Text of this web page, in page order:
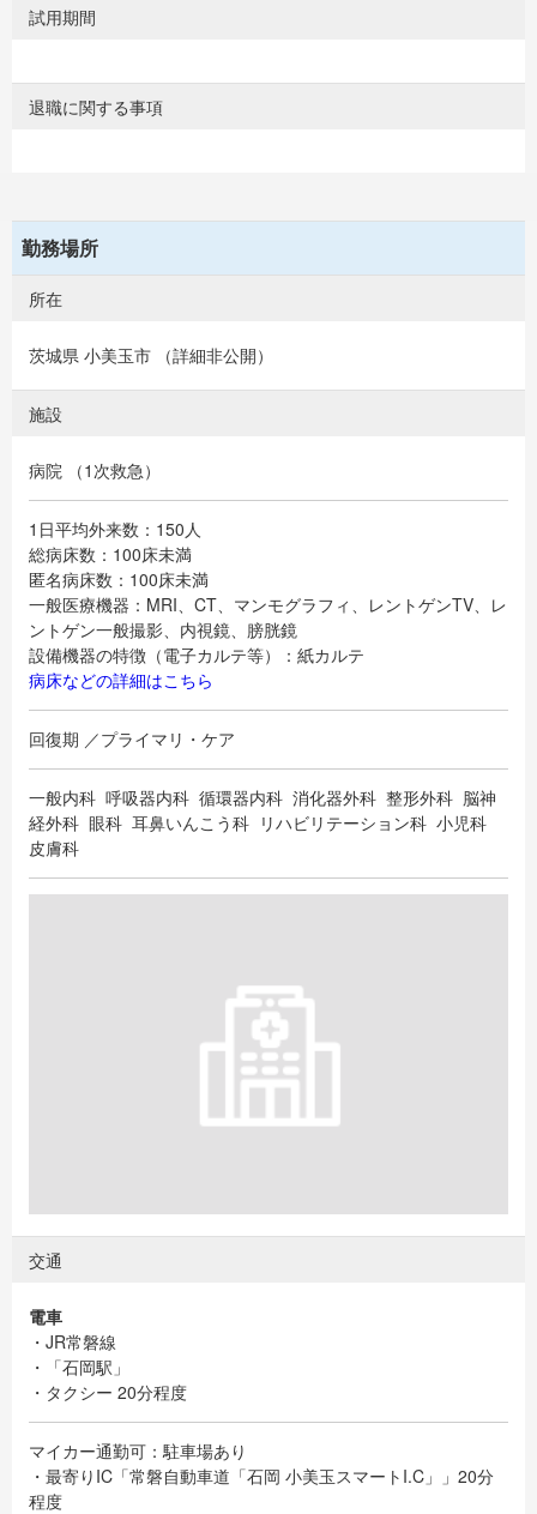
試用期間
退職に関する事項
勤務場所
所在
茨城県 小美玉市 （詳細非公開）
施設
病院 （1次救急）
1日平均外来数：150人
総病床数：100床未満
匿名病床数：100床未満
一般医療機器：MRI、CT、マンモグラフィ、レントゲンTV、レ
ントゲン一般撮影、内視鏡、膀胱鏡
設備機器の特徴（電子カルテ等）：紙カルテ
病床などの詳細はこちら
回復期 ／プライマリ・ケア
一般内科 呼吸器内科 循環器内科 消化器外科 整形外科 脳神
経外科 眼科 耳鼻いんこう科 リハビリテーション科 小児科
皮膚科
交通
電車
・JR常磐線
・「石岡駅」
・タクシー 20分程度
マイカー通勤可：駐車場あり
・最寄りIC「常磐自動車道「石岡 小美玉スマートI.C」」20分
程度